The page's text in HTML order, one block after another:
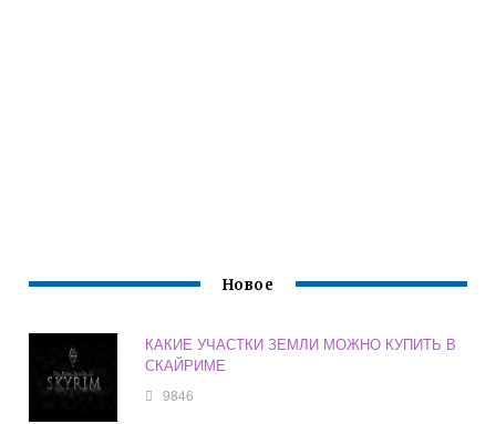
Новое
КАКИЕ УЧАСТКИ ЗЕМЛИ МОЖНО КУПИТЬ В
СКАЙРИМЕ
9846